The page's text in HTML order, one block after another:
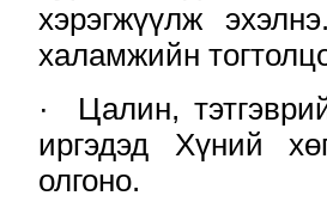
хэрэгжүүлж
халамжийн
· Цалин,
иргэдэд Хүний
олгоно.